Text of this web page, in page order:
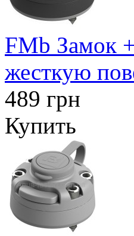
FMb Замок
жесткую
489 грн
Купить